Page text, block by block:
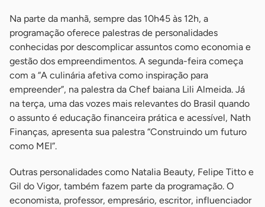
Na parte da manhã, sempre das 10h45 às 12h, a
programação oferece palestras de personalidades
conhecidas por descomplicar assuntos como economia e
gestão dos empreendimentos. A segunda-feira começa
com a “A culinária afetiva como inspiração para
empreender”, na palestra da Chef baiana Lili Almeida. Já
na terça, uma das vozes mais relevantes do Brasil quando
o assunto é educação financeira prática e acessível, Nath
Finanças, apresenta sua palestra “Construindo um futuro
como MEI”.
Outras personalidades como Natalia Beauty, Felipe Titto e
Gil do Vigor, também fazem parte da programação. O
economista, professor, empresário, escritor, influenciador